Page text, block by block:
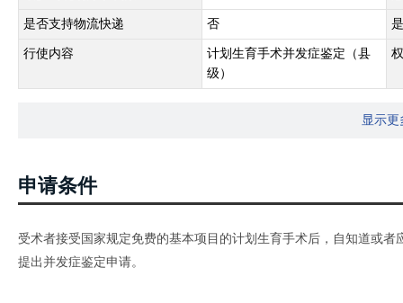
是否支持物流快递 否
行使内容
计划生育手术并发症鉴定（县
级）
显示更
申请条件
受术者接受国家规定免费的基本项目的计划生育手术后，自知道或
提出并发症鉴定申请。